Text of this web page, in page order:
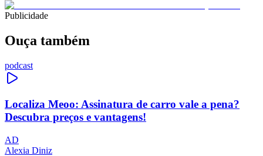
Publicidade
Ouça também
podcast
Localiza Meoo: Assinatura de carro vale a pena?
Descubra preços e vantagens!
AD
Alexia Diniz